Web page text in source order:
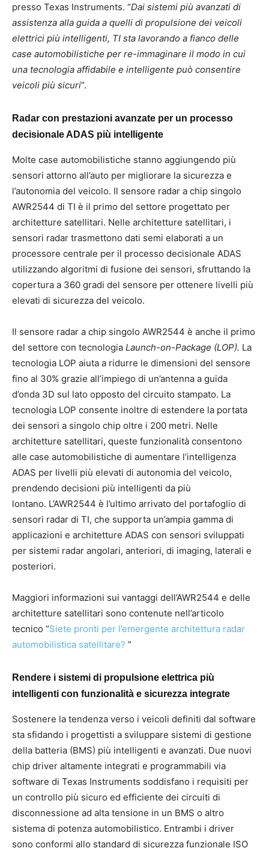
presso Texas Instruments. “Dai sistemi più avanzati di
assistenza alla guida a quelli di propulsione dei veicoli
elettrici più intelligenti, TI sta lavorando a fianco delle
case automobilistiche per re-immaginare il modo in cui
una tecnologia affidabile e intelligente può consentire
veicoli più sicuri”.
Radar con prestazioni avanzate per un processo
decisionale ADAS più intelligente
Molte case automobilistiche stanno aggiungendo più
sensori attorno all’auto per migliorare la sicurezza e
l’autonomia del veicolo. Il sensore radar a chip singolo
AWR2544 di TI è il primo del settore progettato per
architetture satellitari. Nelle architetture satellitari, i
sensori radar trasmettono dati semi elaborati a un
processore centrale per il processo decisionale ADAS
utilizzando algoritmi di fusione dei sensori, sfruttando la
copertura a 360 gradi del sensore per ottenere livelli più
elevati di sicurezza del veicolo.
Il sensore radar a chip singolo AWR2544 è anche il primo
del settore con tecnologia Launch-on-Package (LOP). La
tecnologia LOP aiuta a ridurre le dimensioni del sensore
fino al 30% grazie all’impiego di un’antenna a guida
d’onda 3D sul lato opposto del circuito stampato. La
tecnologia LOP consente inoltre di estendere la portata
dei sensori a singolo chip oltre i 200 metri. Nelle
architetture satellitari, queste funzionalità consentono
alle case automobilistiche di aumentare l’intelligenza
ADAS per livelli più elevati di autonomia del veicolo,
prendendo decisioni più intelligenti da più
lontano. L’AWR2544 è l’ultimo arrivato del portafoglio di
sensori radar di TI, che supporta un’ampia gamma di
applicazioni e architetture ADAS con sensori sviluppati
per sistemi radar angolari, anteriori, di imaging, laterali e
posteriori.
Maggiori informazioni sui vantaggi dell’AWR2544 e delle
architetture satellitari sono contenute nell’articolo
tecnico “Siete pronti per l’emergente architettura radar
automobilistica satellitare? ”
Rendere i sistemi di propulsione elettrica più
intelligenti con funzionalità e sicurezza integrate
Sostenere la tendenza verso i veicoli definiti dal software
sta sfidando i progettisti a sviluppare sistemi di gestione
della batteria (BMS) più intelligenti e avanzati. Due nuovi
chip driver altamente integrati e programmabili via
software di Texas Instruments soddisfano i requisiti per
un controllo più sicuro ed efficiente dei circuiti di
disconnessione ad alta tensione in un BMS o altro
sistema di potenza automobilistico. Entrambi i driver
sono conformi allo standard di sicurezza funzionale ISO